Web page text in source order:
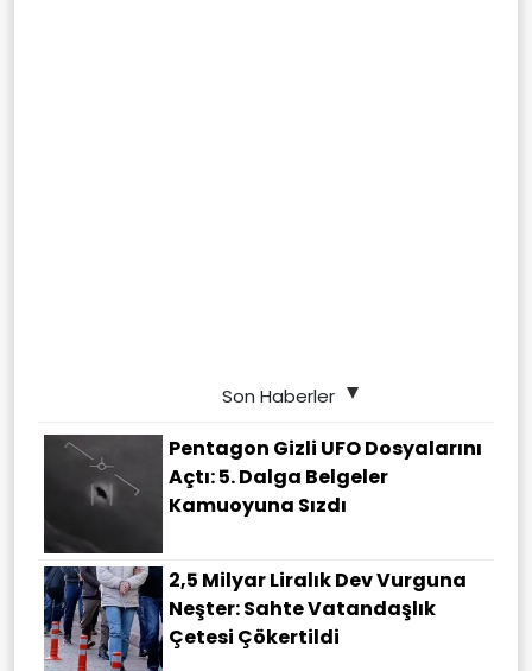
Son Haberler
Pentagon Gizli UFO Dosyalarını
Açtı: 5. Dalga Belgeler
Kamuoyuna Sızdı
2,5 Milyar Liralık Dev Vurguna
Neşter: Sahte Vatandaşlık
Çetesi Çökertildi